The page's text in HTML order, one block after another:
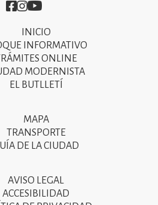
Imatge
Imatge
Imatge
INICIO
INFORMATIVO
ONLINE
MODERNISTA
EL BUTLLETÍ
MAPA
TRANSPORTE
DE LA CIUDAD
AVISO LEGAL
ACCESIBILIDAD